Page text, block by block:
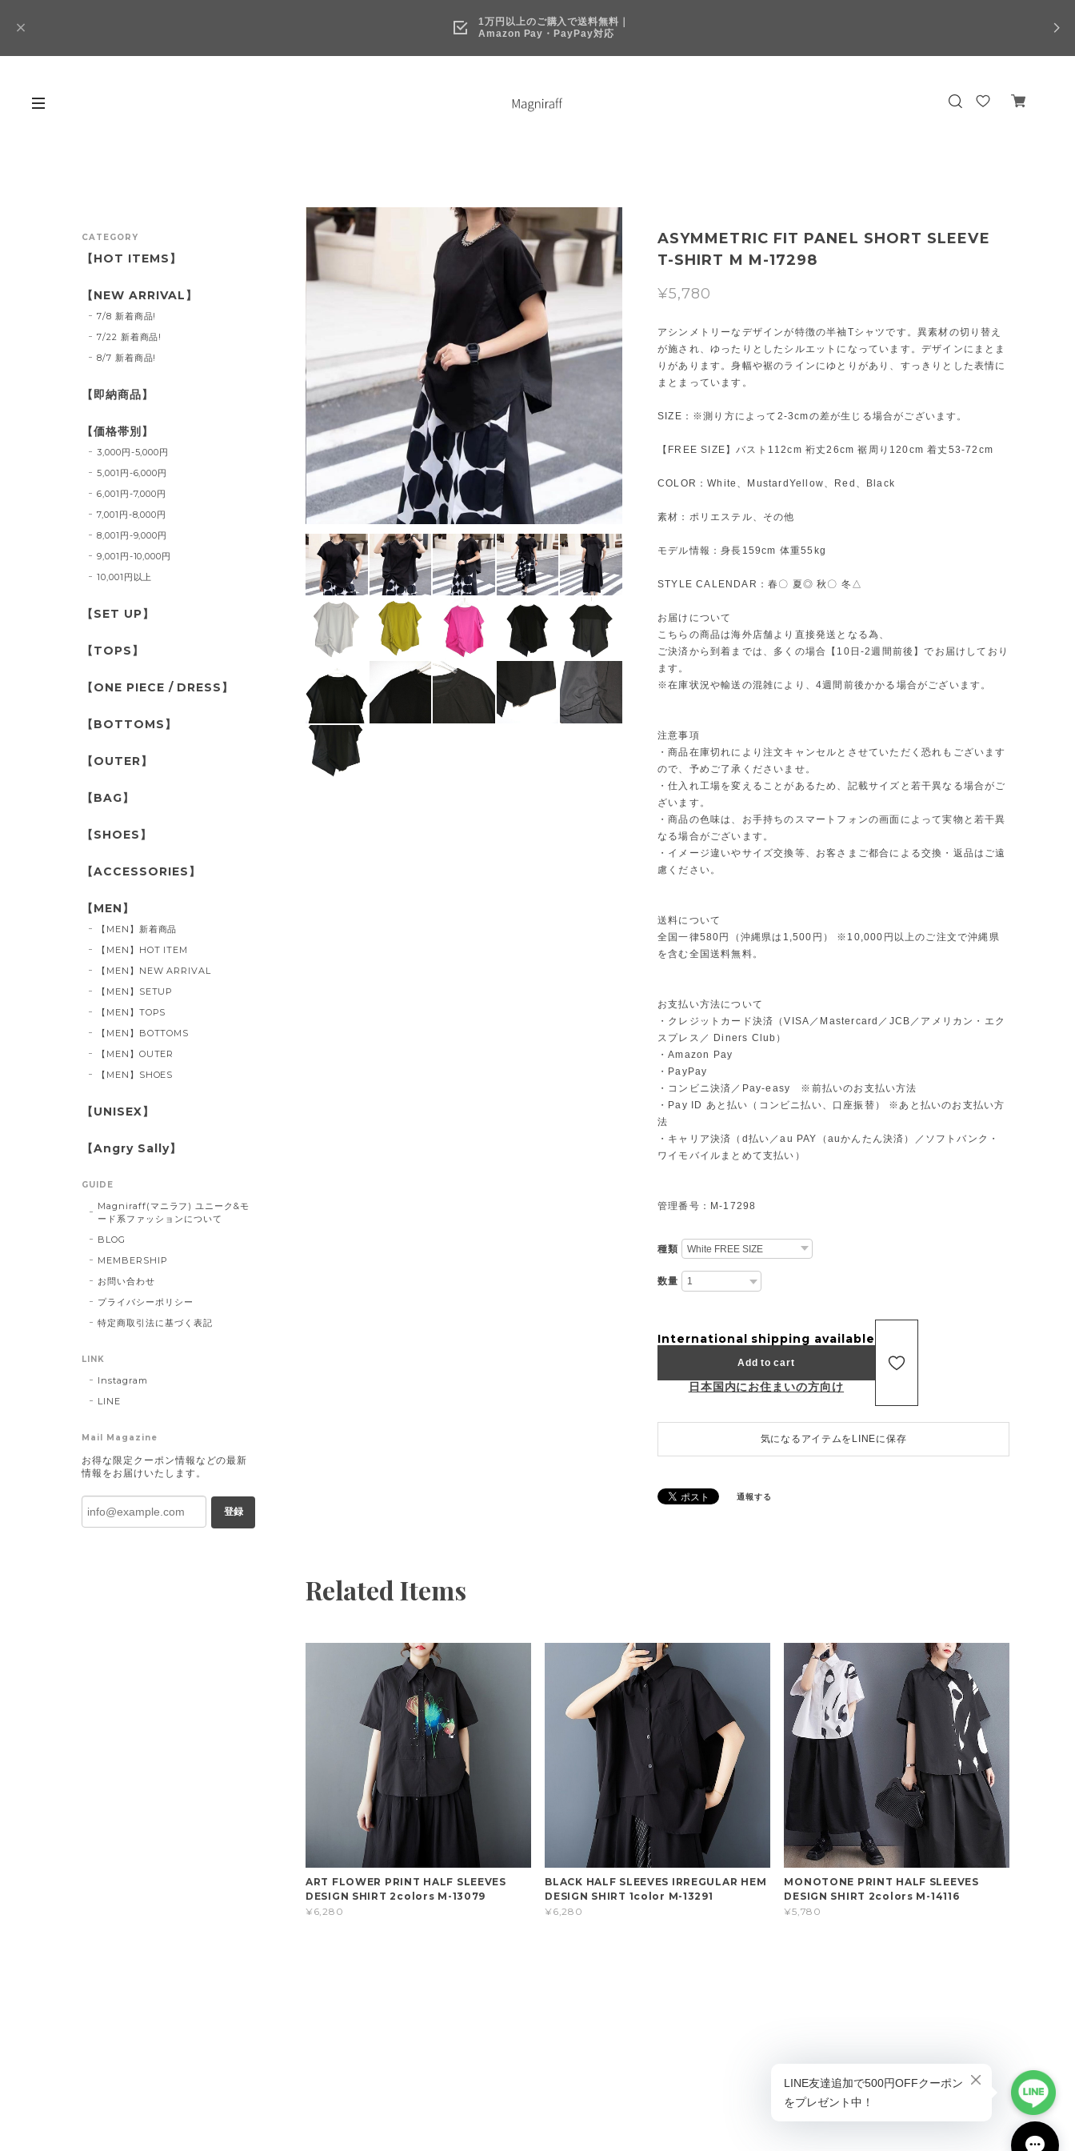
1万円以上のご購入で送料無料｜
Amazon Pay・PayPay対応
ASYMMETRIC FIT PANEL SHORT SLEEVE
T-SHIRT M M-17298
¥5,780
アシンメトリーなデザインが特徴の半袖Tシャツです。異素材の切り替え
が施され、ゆったりとしたシルエットになっています。デザインにまとま
りがあります。身幅や裾のラインにゆとりがあり、すっきりとした表情に
まとまっています。
SIZE：※測り方によって2-3cmの差が生じる場合がございます。
【FREE SIZE】バスト112cm 裄丈26cm 裾周り120cm 着丈53-72cm
COLOR：White、MustardYellow、Red、Black
素材：ポリエステル、その他
モデル情報：身長159cm 体重55kg
STYLE CALENDAR：春〇 夏◎ 秋〇 冬△
お届けについて
こちらの商品は海外店舗より直接発送となる為、
ご決済から到着までは、多くの場合【10日-2週間前後】でお届けしており
ます。
※在庫状況や輸送の混雑により、4週間前後かかる場合がございます。
注意事項
・商品在庫切れにより注文キャンセルとさせていただく恐れもございます
ので、予めご了承くださいませ。
・仕入れ工場を変えることがあるため、記載サイズと若干異なる場合がご
ざいます。
・商品の色味は、お手持ちのスマートフォンの画面によって実物と若干異
なる場合がございます。
・イメージ違いやサイズ交換等、お客さまご都合による交換・返品はご遠
慮ください。
送料について
全国一律580円（沖縄県は1,500円） ※10,000円以上のご注文で沖縄県
を含む全国送料無料。
お支払い方法について
・クレジットカード決済（VISA／Mastercard／JCB／アメリカン・エク
スプレス／ Diners Club）
・Amazon Pay
・PayPay
・コンビニ決済／Pay-easy ※前払いのお支払い方法
・Pay ID あと払い（コンビニ払い、口座振替） ※あと払いのお支払い方
法
・キャリア決済（d払い／au PAY（auかんたん決済）／ソフトバンク・
ワイモバイルまとめて支払い）
管理番号：M-17298
種類
数量
International shipping available
Add to cart
日本国内にお住まいの方向け
気になるアイテムをLINEに保存
通報する
Related Items
ART FLOWER PRINT HALF SLEEVES
DESIGN SHIRT 2colors M-13079
¥6,280
BLACK HALF SLEEVES IRREGULAR HEM
DESIGN SHIRT 1color M-13291
¥6,280
MONOTONE PRINT HALF SLEEVES
DESIGN SHIRT 2colors M-14116
¥5,780
CATEGORY
【HOT ITEMS】
【NEW ARRIVAL】
7/8 新着商品!
7/22 新着商品!
8/7 新着商品!
【即納商品】
【価格帯別】
3,000円-5,000円
5,001円-6,000円
6,001円-7,000円
7,001円-8,000円
8,001円-9,000円
9,001円-10,000円
10,001円以上
【SET UP】
【TOPS】
【ONE PIECE / DRESS】
【BOTTOMS】
【OUTER】
【BAG】
【SHOES】
【ACCESSORIES】
【MEN】
【MEN】新着商品
【MEN】HOT ITEM
【MEN】NEW ARRIVAL
【MEN】SETUP
【MEN】TOPS
【MEN】BOTTOMS
【MEN】OUTER
【MEN】SHOES
【UNISEX】
【Angry Sally】
GUIDE
Magniraff(マニラフ) ユニーク&モ
ード系ファッションについて
BLOG
MEMBERSHIP
お問い合わせ
プライバシーポリシー
特定商取引法に基づく表記
LINK
Instagram
LINE
Mail Magazine
お得な限定クーポン情報などの最新
情報をお届けいたします。
登録